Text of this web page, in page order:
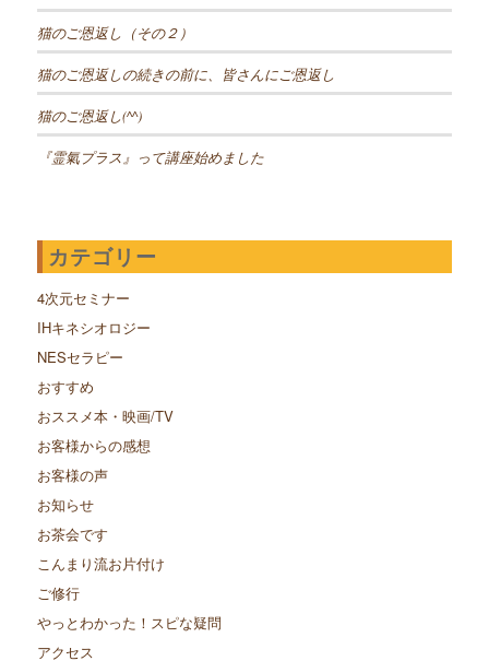
猫のご恩返し（その２）
猫のご恩返しの続きの前に、皆さんにご恩返し
猫のご恩返し(^^)
『霊氣プラス』って講座始めました
カテゴリー
4次元セミナー
IHキネシオロジー
NESセラピー
おすすめ
おススメ本・映画/TV
お客様からの感想
お客様の声
お知らせ
お茶会です
こんまり流お片付け
ご修行
やっとわかった！スピな疑問
アクセス